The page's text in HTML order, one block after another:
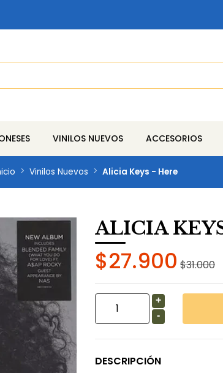
VINILOS NUEVOS ACCESORIOS
Vinilos Nuevos Alicia Keys - Here
ALICIA
$27.900 $31.000
+
-
DESCRIPCIÓN